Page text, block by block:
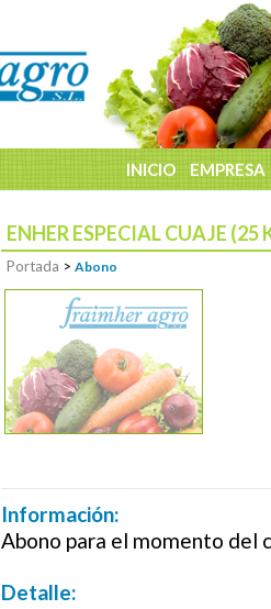
INICIO EMPRESA
ENHER ESPECIAL CUAJE (25
Portada > Abono
Información:
Abono para el momento del
Detalle: